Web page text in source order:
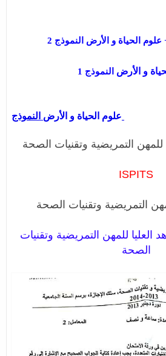
علوم الحياة و الأرض النموذج 2
و الأرض النموذج 1
علوم الحياة و الأرض
للمهن التمريضية وتقنيات الصحة
ISPITS
التمريضية وتقنيات الصحة
العليا للمهن التمريضية وتقنيات
الصحة